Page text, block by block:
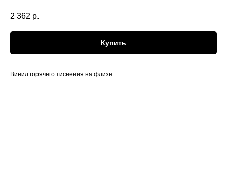
2 362 р.
Купить
Винил горячего тиснения на флизе